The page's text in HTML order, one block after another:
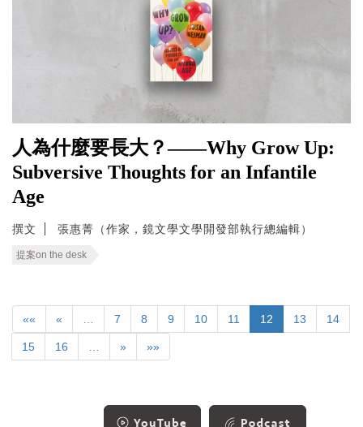
人為什麼要長大？——Why Grow Up:
Subversive Thoughts for an Infantile
Age
撰文 張惠菁（作家，鏡文學文學開發部執行總編輯）
提案on the desk
«« « 7 8 9 10 11 12 13 14
15 16 » »»